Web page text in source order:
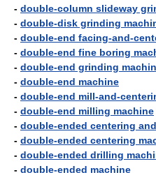
- double-column slideway
- double-disk grinding
- double-end facing-and-
- double-end fine boring
- double-end grinding
- double-end machine
- double-end mill-and-
- double-end milling machine
- double-ended centering
- double-ended centering
- double-ended drilling
- double-ended machine